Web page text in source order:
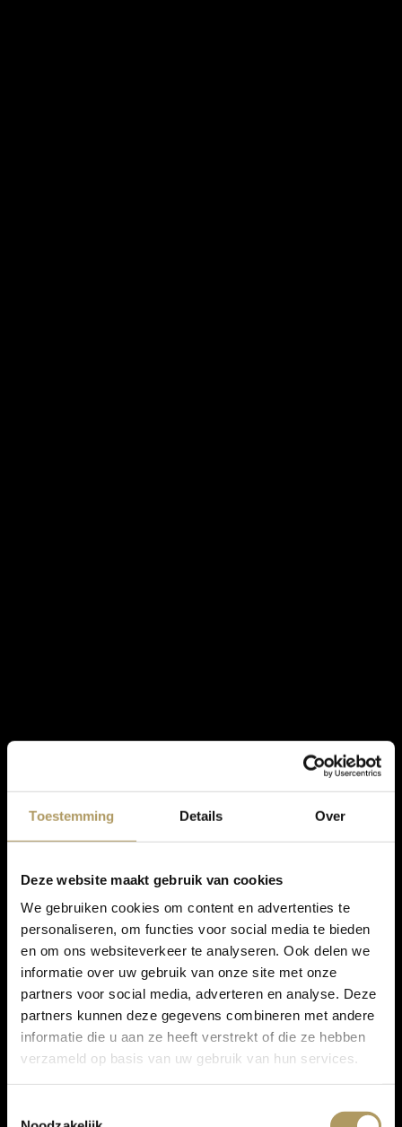
Toestemming Details Over
Deze website maakt gebruik van cookies
We gebruiken cookies om content en advertenties te
personaliseren, om functies voor social media te bieden
en om ons websiteverkeer te analyseren. Ook delen we
informatie over uw gebruik van onze site met onze
partners voor social media, adverteren en analyse. Deze
partners kunnen deze gegevens combineren met andere
informatie die u aan ze heeft verstrekt of die ze hebben
verzameld op basis van uw gebruik van hun services.